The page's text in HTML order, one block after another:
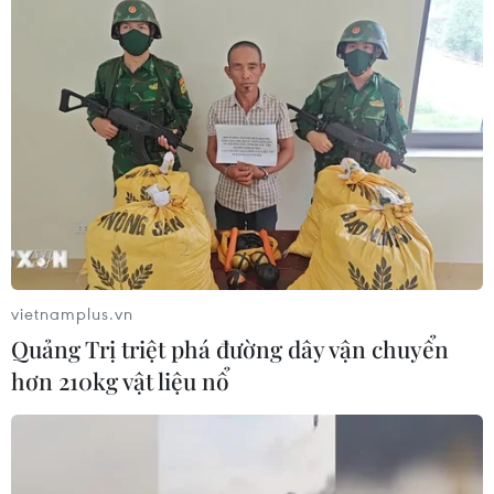
Ông Suvit Maesincee xác nhận nhà chức trách có kế
hoạch tiêm vắcxin thử nghiệm ở người vào tháng 10
hoặc 11 tới sau khi thử nghiệm ở khỉ đuôi ngắn.
vietnamplus.vn
Quảng Trị triệt phá đường dây vận chuyển
hơn 210kg vật liệu nổ